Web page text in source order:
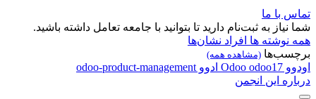
تماس با ما
شما نیاز به ثبت‌نام دارید تا بتوانید با جامعه تعامل داشته باشید.
همه نوشته ها افراد نشان‌ها
برچسب‌ها (مشاهده همه)
اودوو Odoo odoo17 ادوو odoo-product-management
درباره این انجمن